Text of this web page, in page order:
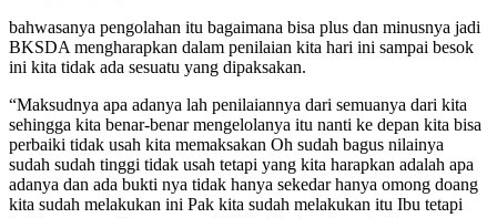
bahwasanya pengolahan itu bagaimana bisa plus dan minusnya jadi
BKSDA mengharapkan dalam penilaian kita hari ini sampai besok
ini kita tidak ada sesuatu yang dipaksakan.
“Maksudnya apa adanya lah penilaiannya dari semuanya dari kita
sehingga kita benar-benar mengelolanya itu nanti ke depan kita bisa
perbaiki tidak usah kita memaksakan Oh sudah bagus nilainya
sudah sudah tinggi tidak usah tetapi yang kita harapkan adalah apa
adanya dan ada bukti nya tidak hanya sekedar hanya omong doang
kita sudah melakukan ini Pak kita sudah melakukan itu Ibu tetapi